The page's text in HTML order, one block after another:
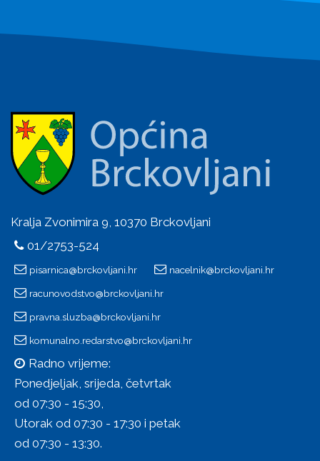
Kralja Zvonimira 9, 10370 Brckovljani
01/2753-524
pisarnica@brckovljani.hr nacelnik@brckovljani.hr
racunovodstvo@brckovljani.hr
pravna.sluzba@brckovljani.hr
komunalno.redarstvo@brckovljani.hr
Radno vrijeme:
Ponedjeljak, srijeda, četvrtak
od 07:30 - 15:30,
Utorak od 07:30 - 17:30 i petak
od 07:30 - 13:30.